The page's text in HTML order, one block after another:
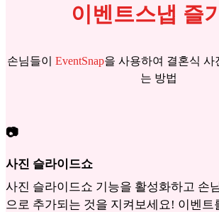
이벤트스냅 즐
손님들이 EventSnap을 사용하여 결혼식 사
는 방법
📷
사진 슬라이드쇼
사진 슬라이드쇼 기능을 활성화하고 손
으로 추가되는 것을 지켜보세요! 이벤트